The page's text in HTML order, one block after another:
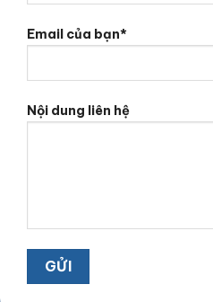
Email của bạn*
Nội dung liên hệ